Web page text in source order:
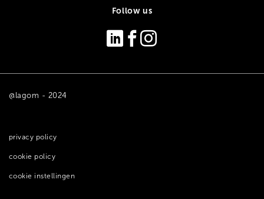
Follow us
@lagom - 2024
privacy policy
cookie policy
cookie instellingen